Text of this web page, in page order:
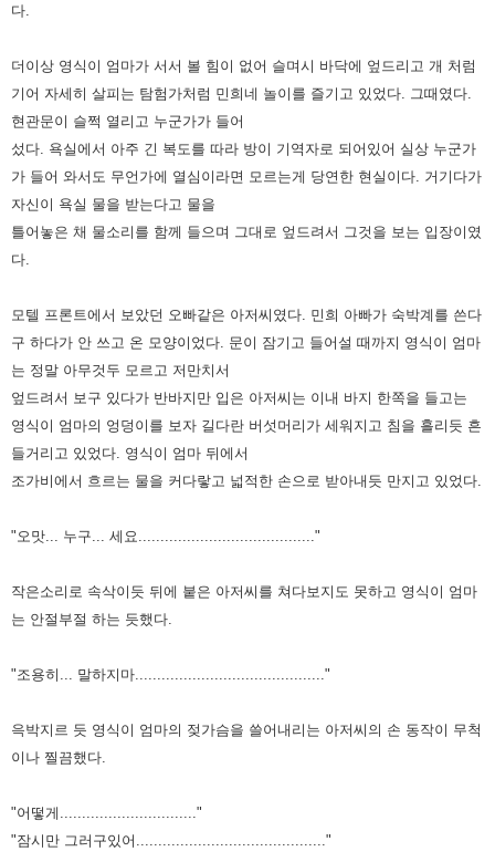
다.
더이상 영식이 엄마가 서서 볼 힘이 없어 슬며시 바닥에 엎드리고 개 처럼
기어 자세히 살피는 탐험가처럼 민희네 놀이를 즐기고 있었다.
그때였다.
현관문이 슬쩍 열리고 누군가가 들어
섰다. 욕실에서 아주 긴 복도를 따라 방이 기역자로 되어있어 실상 누군가
가 들어 와서도 무언 가에 열심이라면 모르는게 당연한 현실이다. 거기다가
자신이 욕실 물을 받는다고 물을
틀어놓은 채 물소리를 함께 들으며 그대로 엎드려서 그것을 보는 입장이였
다.
모텔 프론트에서 보았던 오빠같은 아저씨였다. 민희 아빠가 숙박계를 쓴다
구 하다가 안 쓰고 온 모양이었다. 문이 잠기고 들어설 때까지 영식이 엄마
는 정말 아무것두 모 르고 저만치서
엎드려서 보구 있다가 반바지만 입은 아저씨는 이내 바지 한쪽을 들고는
영식이 엄마의 엉덩이를 보자 길다란 버섯머리가 세워지고 침을 흘리듯 흔
들거리고 있었다. 영식이 엄마 뒤에서
조가비에서 흐르는 물을 커다랗고 넓적한 손으로 받아내듯 만지고 있었다.
"오맛... 누구... 세요........................................"
작은소리로 속삭이듯 뒤에 붙은 아저씨를 쳐다보지도 못하고 영식이 엄마
는 안절부절 하는 듯했다.
"조용히... 말하지마..........................................."
윽박지르 듯 영식이 엄마의 젖가슴을 쓸어내리는 아저씨의 손 동작이 무척
이나 찔끔했다.
"어떻게..............................."
"잠시만 그러구있어..........................................."